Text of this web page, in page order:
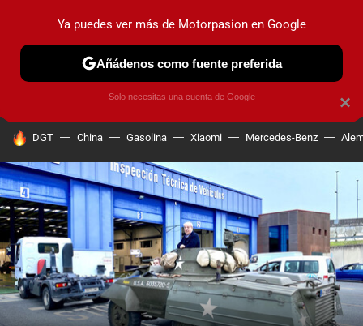
PRUEBAS COCHES ELÉCTRICOS OBSERVATORIO
HOY SE HABLA DE
DGT China Gasolina Xiaomi Mercedes-Benz
×
Ya puedes ver más de Motorpasion en Google
Añádenos como fuente preferida
Solo necesitas una cuenta de Google